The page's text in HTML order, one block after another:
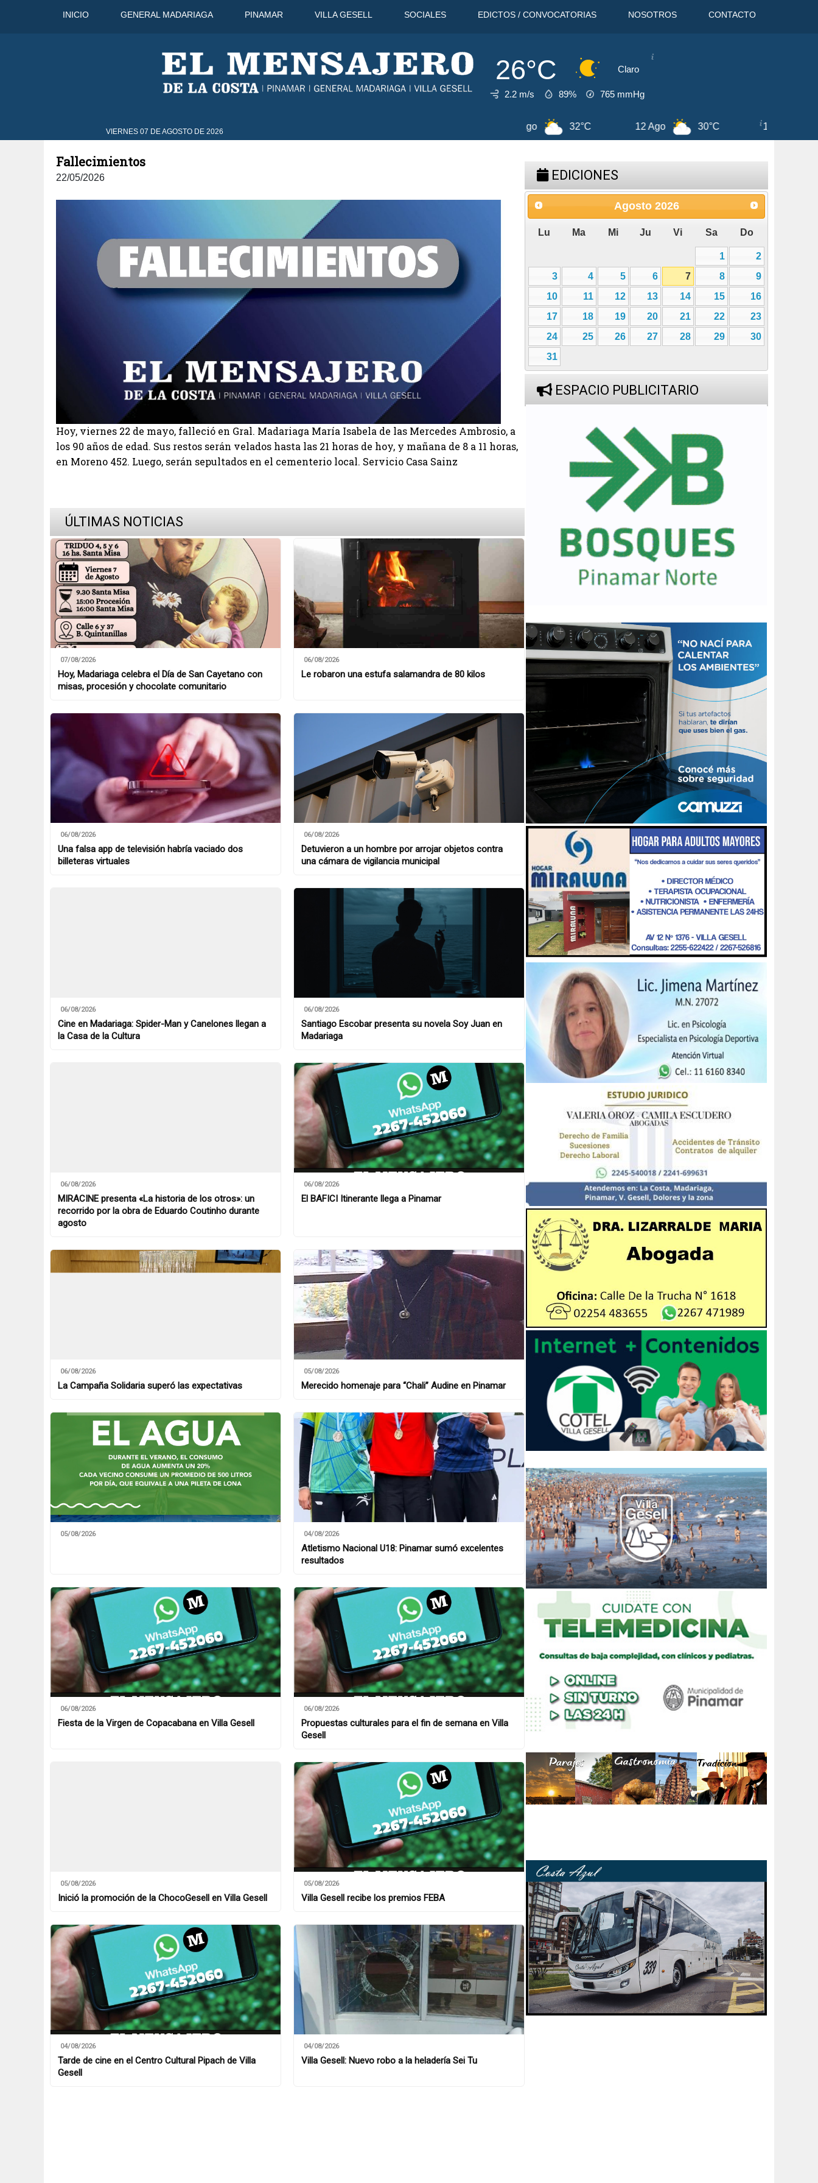
INICIO GENERAL MADARIAGA PINAMAR VILLA GESELL SOCIALES EDICTOS / CONVOCATORIAS NOSOTROS CONTACTO
26°C Claro
2.2 m/s 89% 765 mmHg
VIERNES 07 DE AGOSTO DE 2026
31°C 10 Ago 13 Ago 30°C 7 Ago 31°C
Fallecimientos
22/05/2026
Hoy, viernes 22 de mayo, falleció en Gral. Madariaga María Isabela de las Mercedes Ambrosio, a
los 90 años de edad. Sus restos serán velados hasta las 21 horas de hoy, y mañana de 8 a 11 horas,
en Moreno 452. Luego, serán sepultados en el cementerio local. Servicio Casa Sainz
ÚLTIMAS NOTICIAS
07/08/2026
Hoy, Madariaga celebra el Día de San Cayetano con
misas, procesión y chocolate comunitario
06/08/2026
Le robaron una estufa salamandra de 80 kilos
06/08/2026
Una falsa app de televisión habría vaciado dos
billeteras virtuales
06/08/2026
Detuvieron a un hombre por arrojar objetos contra
una cámara de vigilancia municipal
06/08/2026
Cine en Madariaga: Spider-Man y Canelones llegan a
la Casa de la Cultura
06/08/2026
Santiago Escobar presenta su novela Soy Juan en
Madariaga
06/08/2026
MIRACINE presenta «La historia de los otros»: un
recorrido por la obra de Eduardo Coutinho durante
agosto
06/08/2026
El BAFICI Itinerante llega a Pinamar
06/08/2026
La Campaña Solidaria superó las expectativas
05/08/2026
Merecido homenaje para “Chali” Audine en Pinamar
05/08/2026 04/08/2026
Atletismo Nacional U18: Pinamar sumó excelentes
resultados
06/08/2026
Fiesta de la Virgen de Copacabana en Villa Gesell
06/08/2026
Propuestas culturales para el fin de semana en Villa
Gesell
05/08/2026
Inició la promoción de la ChocoGesell en Villa Gesell
05/08/2026
Villa Gesell recibe los premios FEBA
04/08/2026
Tarde de cine en el Centro Cultural Pipach de Villa
Gesell
04/08/2026
Villa Gesell: Nuevo robo a la heladería Sei Tu
EDICIONES
Agosto 2026
Lu Ma Mi Ju Vi Sa Do
1
2
3
4 5 6 7 8
9
10
11 12 13 14 15
16
17
18 19 20 21 22
23
24
25 26 27 28 29
30
31
ESPACIO PUBLICITARIO